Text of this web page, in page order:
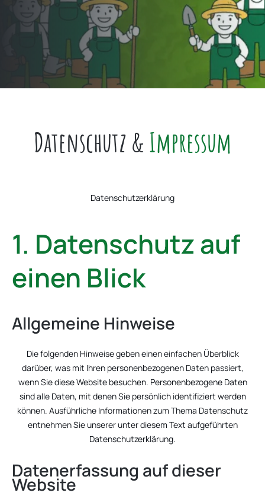
Datenschutz &Impressum
Datenschutzerklärung
1. Datenschutz auf
einen Blick
Allgemeine Hinweise
Die folgenden Hinweise geben einen einfachen Überblick
darüber, was mit Ihren personenbezogenen Daten passiert,
wenn Sie diese Website besuchen. Personenbezogene Daten
sind alle Daten, mit denen Sie persönlich identifiziert werden
können. Ausführliche Informationen zum Thema Datenschutz
entnehmen Sie unserer unter diesem Text aufgeführten
Datenschutzerklärung.
Datenerfassung auf dieser
Website